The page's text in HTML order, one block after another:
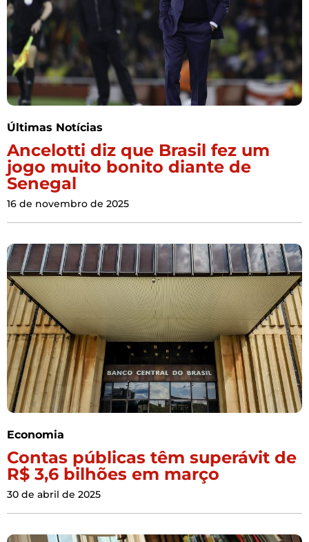
Últimas Notícias
Ancelotti diz que Brasil fez um
jogo muito bonito diante de
Senegal
16 de novembro de 2025
Economia
Contas públicas têm superávit de
R$ 3,6 bilhões em março
30 de abril de 2025